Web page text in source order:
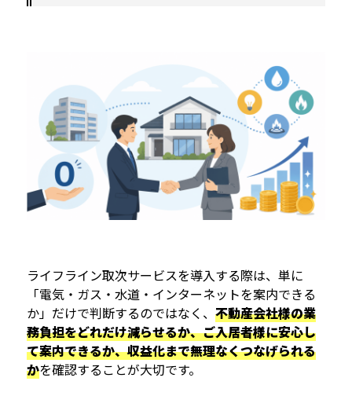
ライフライン取次サービスを導入する際は、単に
「電気・ガス・水道・インターネットを案内できる
か」だけで判断するのではなく、 不動産会社様の業
務負担をどれだけ減らせるか、ご入居者様に安心し
て案内できるか、収益化まで無理なくつなげられる
かを確認することが大切です。